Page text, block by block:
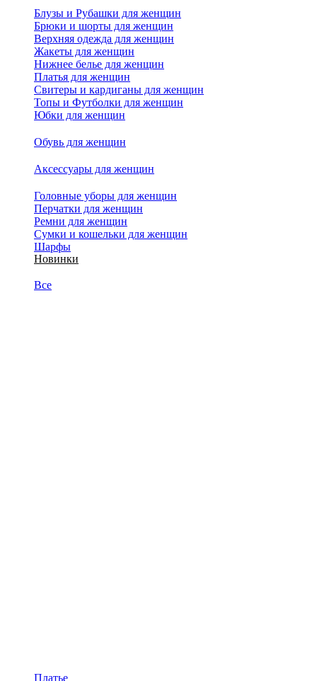
Блузы и Рубашки для женщин
Брюки и шорты для женщин
Верхняя одежда для женщин
Жакеты для женщин
Нижнее белье для женщин
Платья для женщин
Свитеры и кардиганы для женщин
Топы и Футболки для женщин
Юбки для женщин
Обувь для женщин
Аксессуары для женщин
Головные уборы для женщин
Перчатки для женщин
Ремни для женщин
Сумки и кошельки для женщин
Шарфы
Новинки
Все
Платье